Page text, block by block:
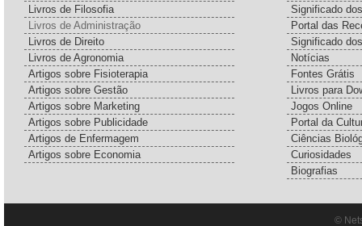
Livros de Filosofia
Livros de Administração
Livros de Direito
Livros de Agronomia
Artigos sobre Fisioterapia
Artigos sobre Gestão
Artigos sobre Marketing
Artigos sobre Publicidade
Artigos de Enfermagem
Artigos sobre Economia
Significado
Portal das
Significado
Notícias
Fontes Grátis
Livros para
Jogos Online
Portal da
Ciências
Curiosidades
Biografias
©